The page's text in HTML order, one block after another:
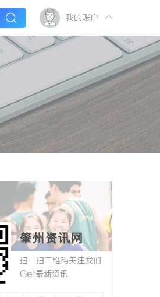
我的账户
肇州资讯网
扫一扫二维码关注我们
Get最新资讯